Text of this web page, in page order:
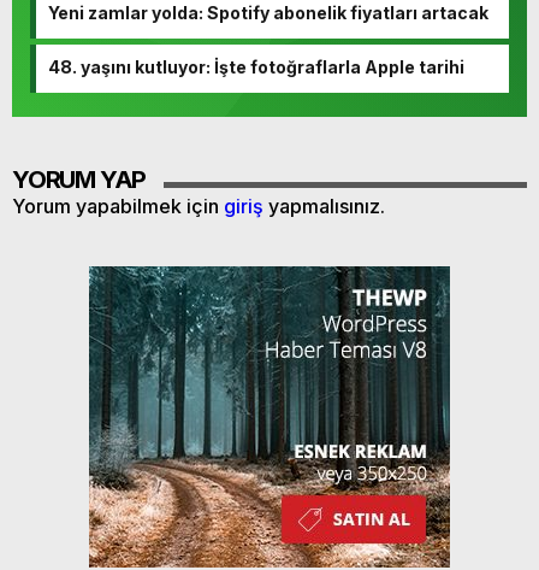
Yeni zamlar yolda: Spotify abonelik fiyatları artacak
48. yaşını kutluyor: İşte fotoğraflarla Apple tarihi
YORUM YAP
Yorum yapabilmek için giriş yapmalısınız.